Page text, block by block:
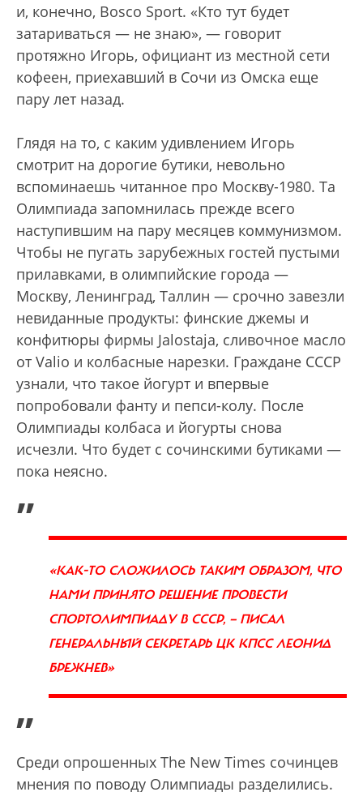
и, конечно, Bosco Sport. «Кто тут будет
затариваться — не знаю», — говорит
протяжно Игорь, официант из местной сети
кофеен, приехавший в Сочи из Омска еще
пару лет назад.
Глядя на то, с каким удивлением Игорь
смотрит на дорогие бутики, невольно
вспоминаешь читанное про Москву-1980. Та
Олимпиада запомнилась прежде всего
наступившим на пару месяцев коммунизмом.
Чтобы не пугать зарубежных гостей пустыми
прилавками, в олимпийские города —
Москву, Ленинград, Таллин — срочно завезли
невиданные продукты: финские джемы и
конфитюры фирмы Jalostaja, сливочное масло
от Valio и колбасные нарезки. Граждане СССР
узнали, что такое йогурт и впервые
попробовали фанту и пепси-колу. После
Олимпиады колбаса и йогурты снова
исчезли. Что будет с сочинскими бутиками —
пока неясно.
„
«КАК-ТО СЛОЖИЛОСЬ ТАКИМ ОБРАЗОМ, ЧТО
НАМИ ПРИНЯТО РЕШЕНИЕ ПРОВЕСТИ
СПОРТОЛИМПИАДУ В СССР, — ПИСАЛ
ГЕНЕРАЛЬНЫЙ СЕКРЕТАРЬ ЦК КПСС ЛЕОНИД
БРЕЖНЕВ»
”
Среди опрошенных The New Times сочинцев
мнения по поводу Олимпиады разделились.